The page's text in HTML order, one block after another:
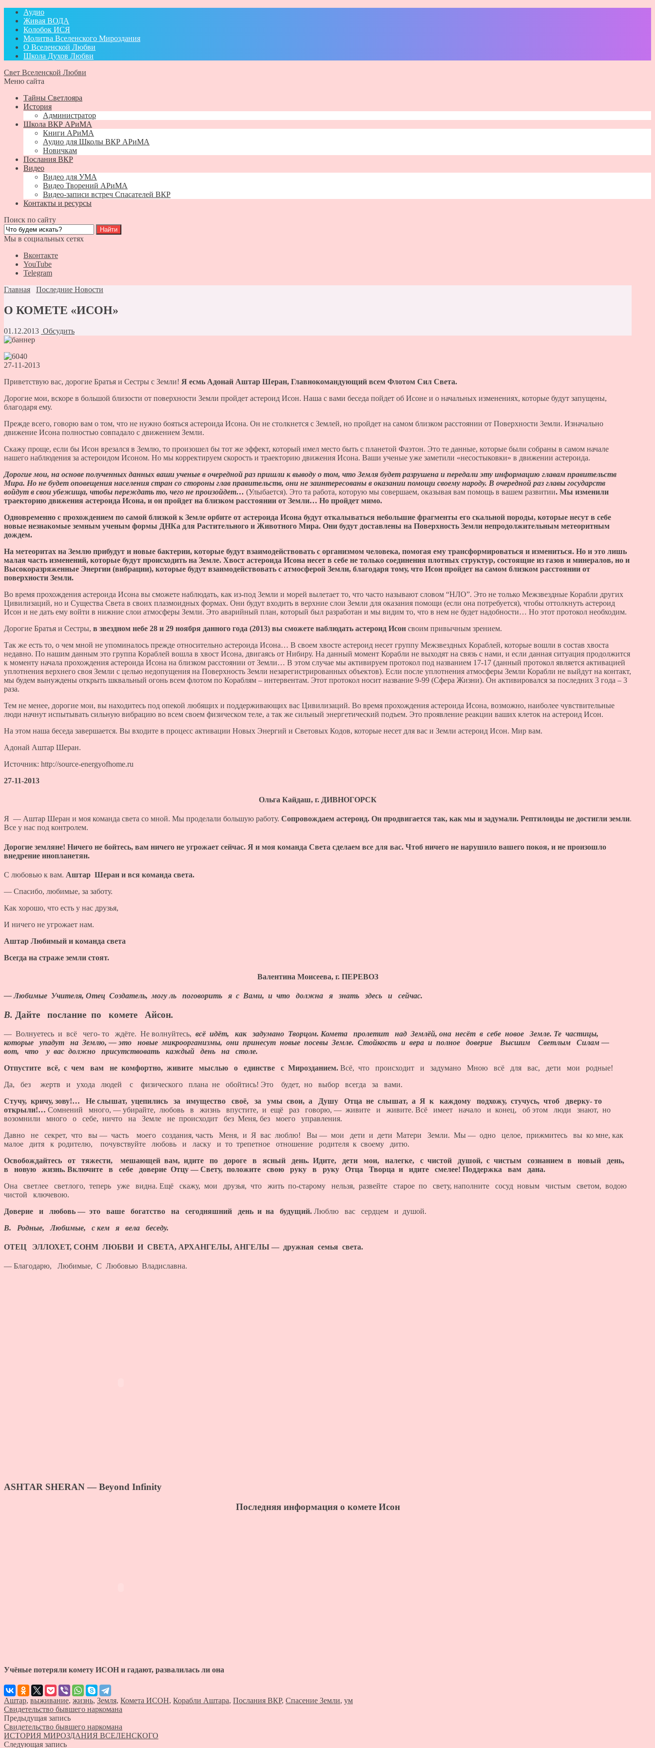
Аудио
Живая ВОДА
Колобок ИСЯ
Молитва Вселенского Мироздания
О Вселенской Любви
Школа Духов Любви
Свет Вселенской Любви
Меню сайта
Тайны Светлояра
История
Администратор
Школа ВКР АРиМА
Книги АРиМА
Аудио для Школы ВКР АРиМА
Новичкам
Послания ВКР
Видео
Видео для УМА
Видео Творений АРиМА
Видео-записи встреч Спасателей ВКР
Контакты и ресурсы
Поиск по сайту
Мы в социальных сетях
Вконтакте
YouTube
Telegram
Главная
Последние Новости
О КОМЕТЕ «ИСОН»
01.12.2013 Обсудить
27-11-2013
Приветствую вас, дорогие Братья и Сестры с Земли! Я есмь Адонай Аштар Шеран, Главнокомандующий всем Флотом Сил Света.
Дорогие мои, вскоре в большой близости от поверхности Земли пройдет астероид Исон. Наша с вами беседа пойдет об Исоне и о начальных изменениях, которые будут запущены,
благодаря ему.
Прежде всего, говорю вам о том, что не нужно бояться астероида Исона. Он не столкнется с Землей, но пройдет на самом близком расстоянии от Поверхности Земли. Изначально
движение Исона полностью совпадало с движением Земли.
Скажу проще, если бы Исон врезался в Землю, то произошел бы тот же эффект, который имел место быть с планетой Фаэтон. Это те данные, которые были собраны в самом начале
нашего наблюдения за астероидом Исоном. Но мы корректируем скорость и траекторию движения Исона. Ваши ученые уже заметили «несостыковки» в движении астероида.
Дорогие мои, на основе полученных данных ваши ученые в очередной раз пришли к выводу о том, что Земля будет разрушена и передали эту информацию главам правительств
Мира. Но не будет оповещения населения стран со стороны глав правительств, они не заинтересованы в оказании помощи своему народу. В очередной раз главы государств
войдут в свои убежища, чтобы переждать то, чего не произойдет… (Улыбается). Это та работа, которую мы совершаем, оказывая вам помощь в вашем развитии. Мы изменили
траекторию движения астероида Исона, и он пройдет на близком расстоянии от Земли… Но пройдет мимо.
Одновременно с прохождением по самой близкой к Земле орбите от астероида Исона будут откалываться небольшие фрагменты его скальной породы, которые несут в себе
новые незнакомые земным ученым формы ДНКа для Растительного и Животного Мира. Они будут доставлены на Поверхность Земли непродолжительным метеоритным
дождем.
На метеоритах на Землю прибудут и новые бактерии, которые будут взаимодействовать с организмом человека, помогая ему трансформироваться и измениться. Но и это лишь
малая часть изменений, которые будут происходить на Земле. Хвост астероида Исона несет в себе не только соединения плотных структур, состоящие из газов и минералов, но и
Высокоразряженные Энергии (вибрации), которые будут взаимодействовать с атмосферой Земли, благодаря тому, что Исон пройдет на самом близком расстоянии от
поверхности Земли.
Во время прохождения астероида Исона вы сможете наблюдать, как из-под Земли и морей вылетает то, что часто называют словом “НЛО”. Это не только Межзвездные Корабли других
Цивилизаций, но и Существа Света в своих плазмоидных формах. Они будут входить в верхние слои Земли для оказания помощи (если она потребуется), чтобы оттолкнуть астероид
Исон и не дать ему войти в нижние слои атмосферы Земли. Это аварийный план, который был разработан и мы видим то, что в нем не будет надобности… Но этот протокол необходим.
Дорогие Братья и Сестры, в звездном небе 28 и 29 ноября данного года (2013) вы сможете наблюдать астероид Исон своим привычным зрением.
Так же есть то, о чем мной не упоминалось прежде относительно астероида Исона… В своем хвосте астероид несет группу Межзвездных Кораблей, которые вошли в состав хвоста
недавно. По нашим данным это группа Кораблей вошла в хвост Исона, двигаясь от Нибиру. На данный момент Корабли не выходят на связь с нами, и если данная ситуация продолжится
к моменту начала прохождения астероида Исона на близком расстоянии от Земли… В этом случае мы активируем протокол под названием 17-17 (данный протокол является активацией
уплотнения верхнего своя Земли с целью недопущения на Поверхность Земли незарегистрированных объектов). Если после уплотнения атмосферы Земли Корабли не выйдут на контакт,
мы будем вынуждены открыть шквальный огонь всем флотом по Кораблям – интервентам. Этот протокол носит название 9-99 (Сфера Жизни). Он активировался за последних 3 года – 3
раза.
Тем не менее, дорогие мои, вы находитесь под опекой любящих и поддерживающих вас Цивилизаций. Во время прохождения астероида Исона, возможно, наиболее чувствительные
люди начнут испытывать сильную вибрацию во всем своем физическом теле, а так же сильный энергетический подъем. Это проявление реакции ваших клеток на астероид Исон.
На этом наша беседа завершается. Вы входите в процесс активации Новых Энергий и Световых Кодов, которые несет для вас и Земли астероид Исон. Мир вам.
Адонай Аштар Шеран.
Источник: http://source-energyofhome.ru
27-11-2013
Ольга Кайдаш, г. ДИВНОГОРСК
Я — Аштар Шеран и моя команда света со мной. Мы проделали большую работу. Сопровождаем астероид. Он продвигается так, как мы и задумали. Рептилоиды не достигли земли.
Все у нас под контролем.
Дорогие земляне! Ничего не бойтесь, вам ничего не угрожает сейчас. Я и моя команда Света сделаем все для вас. Чтоб ничего не нарушило вашего покоя, и не произошло
внедрение инопланетян.
С любовью к вам. Аштар Шеран и вся команда света.
— Спасибо, любимые, за заботу.
Как хорошо, что есть у нас друзья,
И ничего не угрожает нам.
Аштар Любимый и команда света
Всегда на страже земли стоят.
Валентина Моисеева, г. ПЕРЕВОЗ
— Любимые Учителя, Отец Создатель, могу ль поговорить я с Вами, и что должна я знать здесь и сейчас.
В. Дайте послание по комете Айсон.
— Волнуетесь и всё чего- то ждёте. Не волнуйтесь, всё идёт, как задумано Творцом. Комета пролетит над Землёй, она несёт в себе новое Земле. Те частицы,
которые упадут на Землю, — это новые микроорганизмы, они принесут новые посевы Земле. Стойкость и вера и полное доверие Высшим Светлым Силам —
вот, что у вас должно присутствовать каждый день на столе.
Отпустите всё, с чем вам не комфортно, живите мыслью о единстве с Мирозданием. Всё, что происходит и задумано Мною всё для вас, дети мои родные!
Да, без жертв и ухода людей с физического плана не обойтись! Это будет, но выбор всегда за вами.
Стучу, кричу, зову!… Не слышат, уцепились за имущество своё, за умы свои, а Душу Отца не слышат, а Я к каждому подхожу, стучусь, чтоб дверку- то
открыли!… Сомнений много, — убирайте, любовь в жизнь впустите, и ещё раз говорю, — живите и живите. Всё имеет начало и конец, об этом люди знают, но
возомнили много о себе, ничто на Земле не происходит без Меня, без моего управления.
Давно не секрет, что вы — часть моего создания, часть Меня, и Я вас люблю! Вы — мои дети и дети Матери Земли. Мы — одно целое, прижмитесь вы ко мне, как
малое дитя к родителю, почувствуйте любовь и ласку и то трепетное отношение родителя к своему дитю.
Освобождайтесь от тяжести, мешающей вам, идите по дороге в ясный день. Идите, дети мои, налегке, с чистой душой, с чистым сознанием в новый день,
в новую жизнь. Включите в себе доверие Отцу — Свету, положите свою руку в руку Отца Творца и идите смелее! Поддержка вам дана.
Она светлее светлого, теперь уже видна. Ещё скажу, мои друзья, что жить по-старому нельзя, развейте старое по свету, наполните сосуд новым чистым светом, водою
чистой ключевою.
Доверие и любовь — это ваше богатство на сегодняшний день и на будущий. Люблю вас сердцем и душой.
В. Родные, Любимые, с кем я вела беседу.
ОТЕЦ ЭЛЛОХЕТ, СОНМ ЛЮБВИ И СВЕТА, АРХАНГЕЛЫ, АНГЕЛЫ — дружная семья света.
— Благодарю, Любимые, С Любовью Владиславна.
ASHTAR SHERAN — Beyond Infinity
Последняя информация о комете Исон
Учёные потеряли комету ИСОН и гадают, развалилась ли она
Аштар, выживание, жизнь, Земля, Комета ИСОН, Корабли Аштара, Послания ВКР, Спасение Земли, ум
Свидетельство бывшего наркомана
Предыдущая запись
Свидетельство бывшего наркомана
ИСТОРИЯ МИРОЗДАНИЯ ВСЕЛЕНСКОГО
Следующая запись